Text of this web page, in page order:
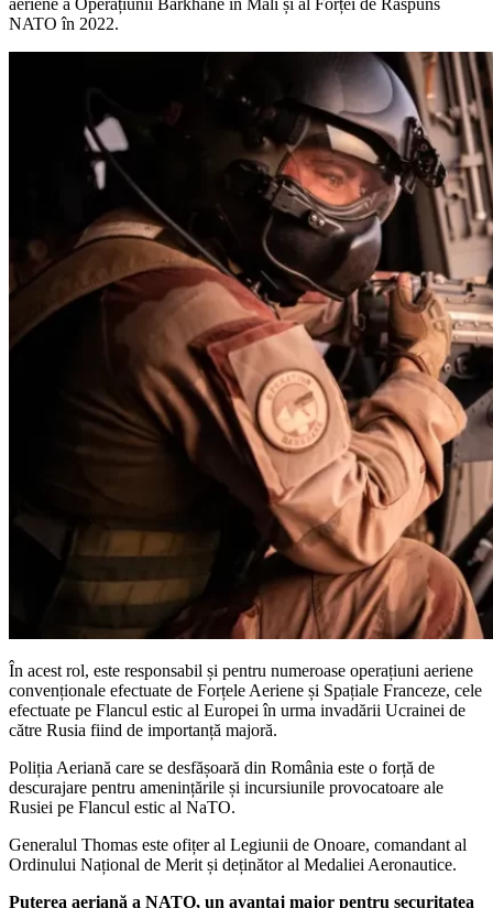
NATO în 2022.
În acest rol, este responsabil și pentru numeroase operațiuni aeriene
convenționale efectuate de Forțele Aeriene și Spațiale Franceze, cele
efectuate pe Flancul estic al Europei în urma invadării Ucrainei de
către Rusia fiind de importanță majoră.
Poliția Aeriană care se desfășoară din România este o forță de
descurajare pentru amenințările și incursiunile provocatoare ale
Rusiei pe Flancul estic al NaTO.
Generalul Thomas este ofițer al Legiunii de Onoare, comandant al
Ordinului Național de Merit și deținător al Medaliei Aeronautice.
Puterea aeriană a NATO, un avantaj major pentru securitatea